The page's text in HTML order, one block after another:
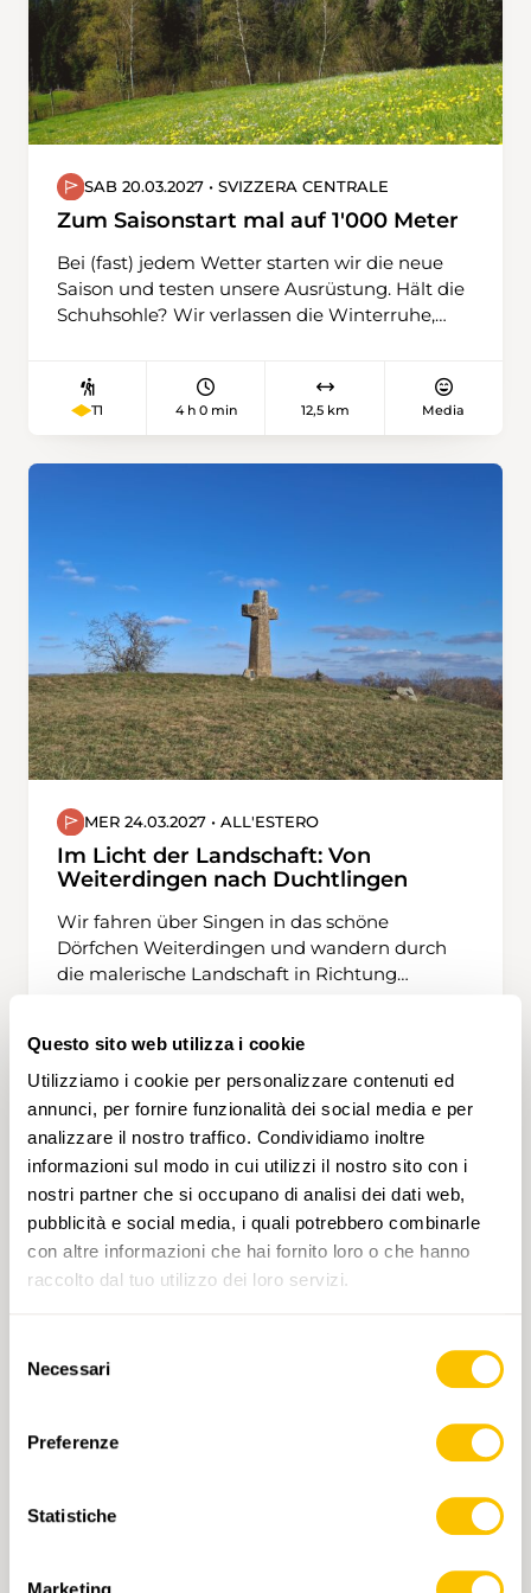
Questo sito web utilizza i cookie
Utilizziamo i cookie per personalizzare contenuti ed
annunci, per fornire funzionalità dei social media e per
analizzare il nostro traffico. Condividiamo inoltre
informazioni sul modo in cui utilizzi il nostro sito con i
nostri partner che si occupano di analisi dei dati web,
pubblicità e social media, i quali potrebbero combinarle
con altre informazioni che hai fornito loro o che hanno
raccolto dal tuo utilizzo dei loro servizi.
delNecessari
Preferenze
Statistiche
Marketing
Wanderwege. Jetzt schon ein riesengrosses
Dankeschön für diesen super Einsatz.
SAB 20.03.2027 • SVIZZERA CENTRALE
Zum Saisonstart mal auf 1'000 Meter
Bei (fast) jedem Wetter starten wir die neue
Saison und testen unsere Ausrüstung. Hält die
Schuhsohle? Wir verlassen die Winterruhe,
befestigte, immer leicht aufwärts. Wir
schnuppern auch schon erste Höhenluft (über
T1 4 h 0 min 12,5 km Media
MER 24.03.2027 • ALL'ESTERO
Im Licht der Landschaft: Von
Weiterdingen nach Duchtlingen
Wir fahren über Singen in das schöne
Dörfchen Weiterdingen und wandern durch
die malerische Landschaft in Richtung
eingebettet zwischen weitläufigen Feldern.
Meist folgen wir alten Ackerwegen, die der
Landschaft ihren ursprünglichen Charme
lassen.Nur kurze Abschnitte verlaufen auf
festen, kaum befahrenen Straßen. So
geniessen wir eine ruhige, naturnahe
Wanderung durch offene Felder und weite
Ausblicke.Unterwegs kreuzen wir alte
Burgruinen, die unsere Aussicht zusätzlich
bereichern. Über Singen fahren wir zurück
Rundwanderung bei Bülach
Wald erreichen wir die Glatt. Wir wandern auf